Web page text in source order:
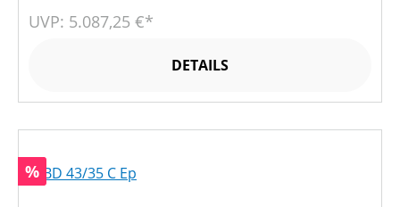
UVP: 5.087,25 €*
DETAILS
Rabatt
%